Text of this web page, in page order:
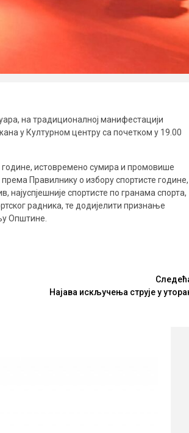
на традиционалној манифестацији
у Културном центру са почетком у 19.00
истовремено сумира и промовише
према Правилнику о избору спортисте године,
најуспјешније спортисте по гранама спорта,
радника, те додијелити признање
Општине.
Најава искључења струје у